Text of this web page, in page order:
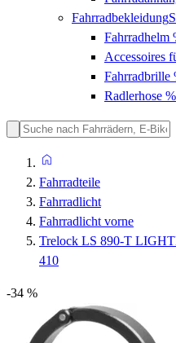
Fahrradbekleidung
Fahrradhelm
Accessoires
Fahrradbrille
Radlerhose %
Fahrradteile
Fahrradlicht
Fahrradlicht vorne
Trelock LS 890-T
410
-34 %